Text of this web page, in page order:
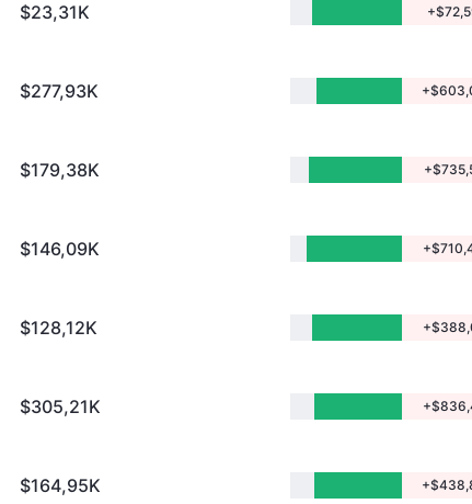
$23,31K
$277,93K
$179,38K
$146,09K
$128,12K
$305,21K
$164,95K